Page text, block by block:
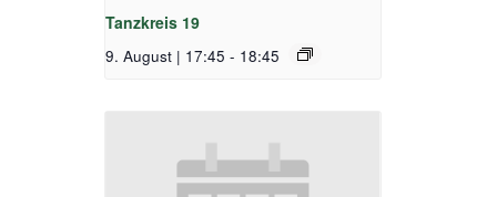
Tanzkreis 19
9. August | 17:45 - 18:45